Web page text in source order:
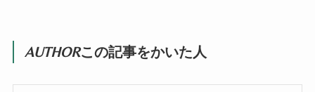
AUTHORこの記事をかいた人